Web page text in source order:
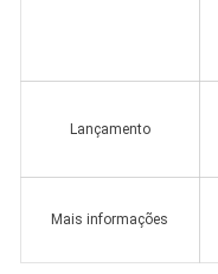
Lançamento
Mais informações